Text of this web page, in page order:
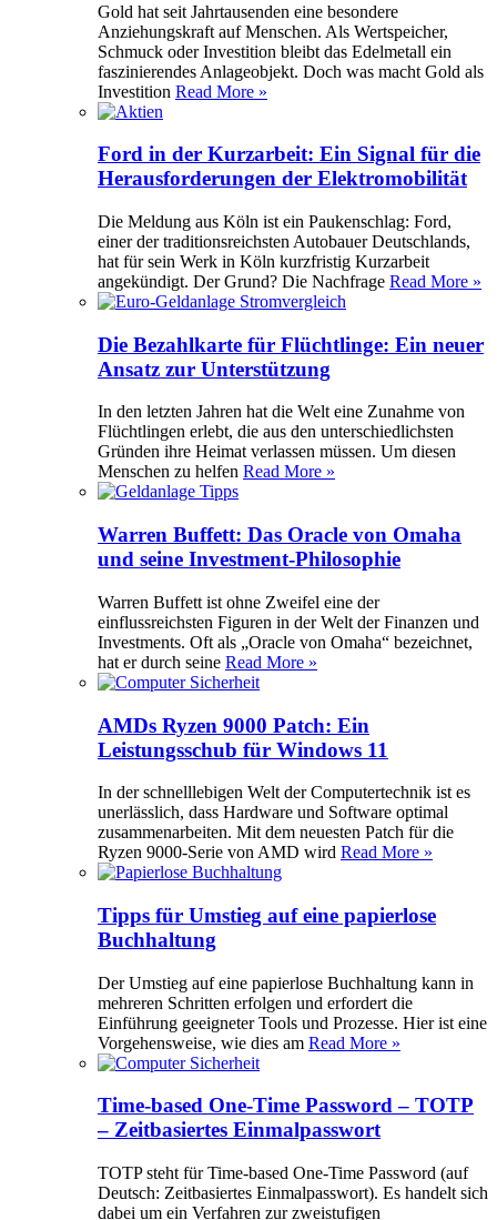
Gold hat seit Jahrtausenden eine besondere
Anziehungskraft auf Menschen. Als Wertspeicher,
Schmuck oder Investition bleibt das Edelmetall ein
faszinierendes Anlageobjekt. Doch was macht Gold als
Investition Read More »
Ford in der Kurzarbeit: Ein Signal für die
Herausforderungen der Elektromobilität
Die Meldung aus Köln ist ein Paukenschlag: Ford,
einer der traditionsreichsten Autobauer Deutschlands,
hat für sein Werk in Köln kurzfristig Kurzarbeit
angekündigt. Der Grund? Die Nachfrage Read More »
Die Bezahlkarte für Flüchtlinge: Ein neuer
Ansatz zur Unterstützung
In den letzten Jahren hat die Welt eine Zunahme von
Flüchtlingen erlebt, die aus den unterschiedlichsten
Gründen ihre Heimat verlassen müssen. Um diesen
Menschen zu helfen Read More »
Warren Buffett: Das Oracle von Omaha
und seine Investment-Philosophie
Warren Buffett ist ohne Zweifel eine der
einflussreichsten Figuren in der Welt der Finanzen und
Investments. Oft als „Oracle von Omaha“ bezeichnet,
hat er durch seine Read More »
AMDs Ryzen 9000 Patch: Ein
Leistungsschub für Windows 11
In der schnelllebigen Welt der Computertechnik ist es
unerlässlich, dass Hardware und Software optimal
zusammenarbeiten. Mit dem neuesten Patch für die
Ryzen 9000-Serie von AMD wird Read More »
Tipps für Umstieg auf eine papierlose
Buchhaltung
Der Umstieg auf eine papierlose Buchhaltung kann in
mehreren Schritten erfolgen und erfordert die
Einführung geeigneter Tools und Prozesse. Hier ist eine
Vorgehensweise, wie dies am Read More »
Time-based One-Time Password – TOTP
– Zeitbasiertes Einmalpasswort
TOTP steht für Time-based One-Time Password (auf
Deutsch: Zeitbasiertes Einmalpasswort). Es handelt sich
dabei um ein Verfahren zur zweistufigen